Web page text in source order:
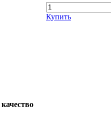
Купить